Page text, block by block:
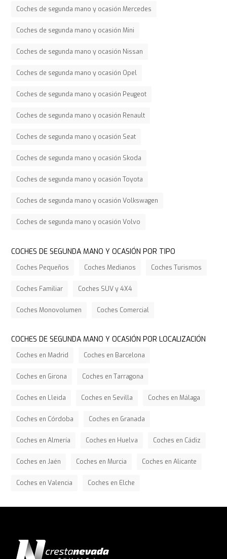
Coches de segunda mano y ocasión Mercedes
Coches de segunda mano y ocasión Mini
Coches de segunda mano y ocasión Nissan
Coches de segunda mano y ocasión Opel
Coches de segunda mano y ocasión Peugeot
Coches de segunda mano y ocasión Renault
Coches de segunda mano y ocasión Seat
Coches de segunda mano y ocasión Skoda
Coches de segunda mano y ocasión Toyota
Coches de segunda mano y ocasión Volkswagen
Coches de segunda mano y ocasión Volvo
COCHES DE SEGUNDA MANO Y OCASIÓN POR TIPO
Coches Pequeños Coches Medianos Coches Turismos
Coches Familiar Coches SUV y 4X4
Coches Monovolumen Coches Comercial
COCHES DE SEGUNDA MANO Y OCASIÓN POR LOCALIZACIÓN
Coches en Madrid Coches en Barcelona
Coches en Girona Coches en Tarragona
Coches en Lleida Coches en Sevilla Coches en Málaga
Coches en Córdoba Coches en Granada
Coches en Almería Coches en Huelva Coches en Cádiz
Coches en Jaén Coches en Murcia Coches en Alicante
Coches en Valencia Coches en Elche